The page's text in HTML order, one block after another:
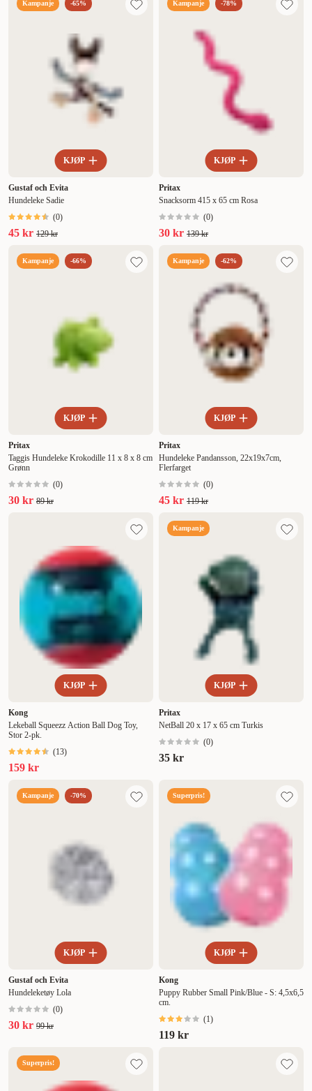
Kampanje -65%
KJØP
Gustaf och Evita
Hundeleke Sadie
(0)
45 kr 129 kr
Kampanje -78%
KJØP
Pritax
Snacksorm 415 x 65 cm Rosa
(0)
30 kr 139 kr
Kampanje -66%
KJØP
Pritax
Taggis Hundeleke Krokodille 11 x 8 x 8 cm
Grønn
(0)
30 kr 89 kr
Kampanje -62%
KJØP
Pritax
Hundeleke Pandansson, 22x19x7cm,
Flerfarget
(0)
45 kr 119 kr
KJØP
Kong
Lekeball Squeezz Action Ball Dog Toy,
Stor 2-pk.
(13)
159 kr
Kampanje
KJØP
Pritax
NetBall 20 x 17 x 65 cm Turkis
(0)
35 kr
Kampanje -70%
KJØP
Gustaf och Evita
Hundeleketøy Lola
(0)
30 kr 99 kr
Superpris!
KJØP
Kong
Puppy Rubber Small Pink/Blue - S: 4,5x6,5
cm.
(1)
119 kr
Superpris!